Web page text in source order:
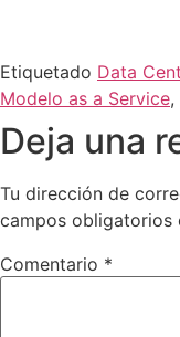
Etiquetado Data
Modelo as a Service,
Deja una
Tu dirección de
campos obligatorios
Comentario *